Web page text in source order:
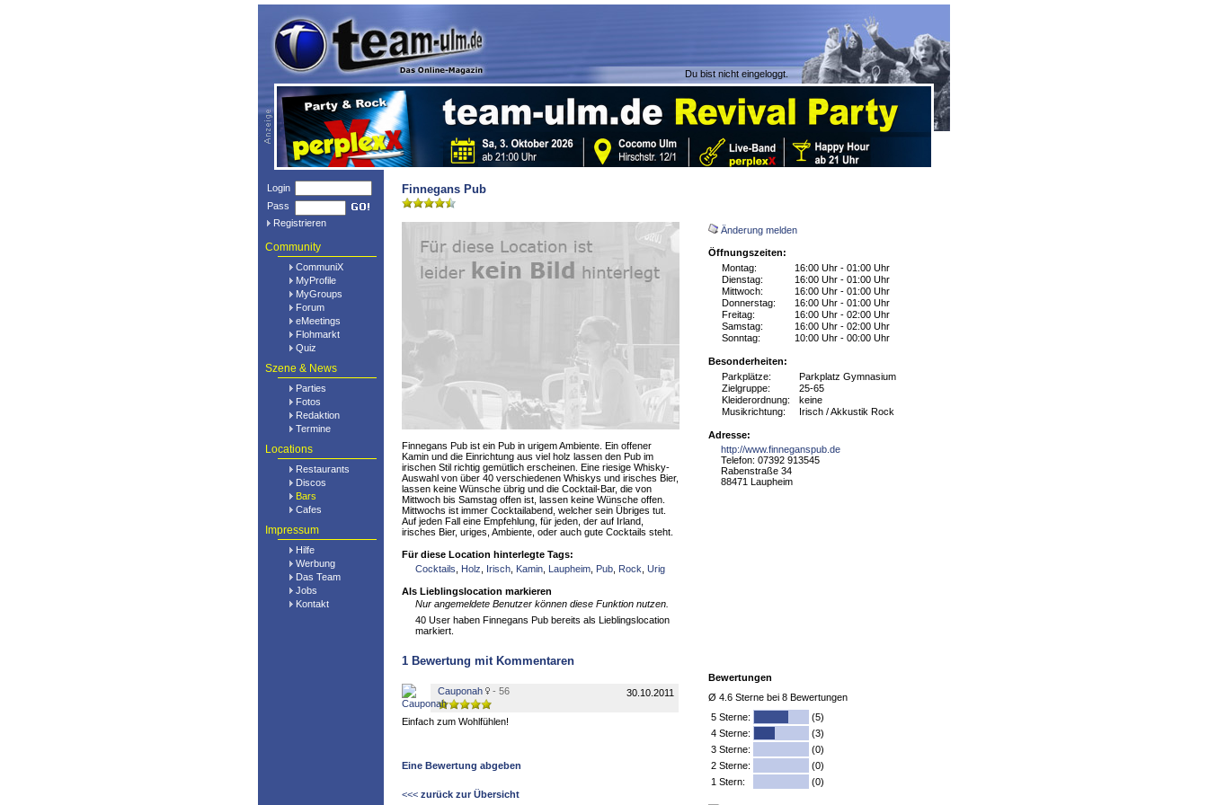
Du bist nicht eingeloggt.
Login
Pass
Registrieren
Community
CommuniX
MyProfile
MyGroups
Forum
eMeetings
Flohmarkt
Quiz
Szene & News
Parties
Fotos
Redaktion
Termine
Locations
Restaurants
Discos
Bars
Cafes
Impressum
Hilfe
Werbung
Das Team
Jobs
Kontakt
Finnegans Pub
Änderung melden
Öffnungszeiten:
Montag:
16:00 Uhr - 01:00 Uhr
Dienstag:
16:00 Uhr - 01:00 Uhr
Mittwoch:
16:00 Uhr - 01:00 Uhr
Donnerstag:
16:00 Uhr - 01:00 Uhr
Freitag:
16:00 Uhr - 02:00 Uhr
Samstag:
16:00 Uhr - 02:00 Uhr
Sonntag:
10:00 Uhr - 00:00 Uhr
Besonderheiten:
Parkplätze:
Parkplatz Gymnasium
Zielgruppe:
25-65
Kleiderordnung: keine
Musikrichtung:
Irisch / Akkustik Rock
Adresse:
http://www.finneganspub.de
Telefon: 07392 913545
Rabenstraße 34
88471 Laupheim
Bewertungen
Ø 4.6 Sterne bei 8 Bewertungen
5 Sterne:
(5)
4 Sterne:
(3)
3 Sterne:
(0)
2 Sterne:
(0)
1 Stern:
(0)
Finnegans Pub ist ein Pub in urigem Ambiente. Ein offener
Kamin und die Einrichtung aus viel holz lassen den Pub im
irischen Stil richtig gemütlich erscheinen. Eine riesige Whisky-
Auswahl von über 40 verschiedenen Whiskys und irisches Bier,
lassen keine Wünsche übrig und die Cocktail-Bar, die von
Mittwoch bis Samstag offen ist, lassen keine Wünsche offen.
Mittwochs ist immer Cocktailabend, welcher sein Übriges tut.
Auf jeden Fall eine Empfehlung, für jeden, der auf Irland,
irisches Bier, uriges, Ambiente, oder auch gute Cocktails steht.
Für diese Location hinterlegte Tags:
Cocktails
Holz Irisch Kamin Laupheim Pub Rock Urig
Als Lieblingslocation markieren
Nur angemeldete Benutzer können diese Funktion nutzen.
40 User haben Finnegans Pub bereits als Lieblingslocation
markiert.
1 Bewertung mit Kommentaren
Cauponah - 56 30.10.2011
Einfach zum Wohlfühlen!
Eine Bewertung abgeben
<<< zurück zur Übersicht